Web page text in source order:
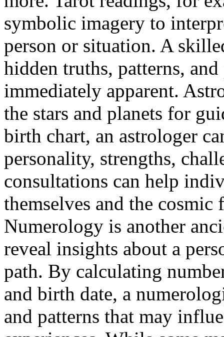
symbolic imagery to
person or situation. A
hidden truths, patterns,
immediately apparent.
the stars and planets for
birth chart, an astrologer
personality, strengths,
consultations can help
themselves and the
Numerology is another
reveal insights about a
path. By calculating
and birth date, a
and patterns that may